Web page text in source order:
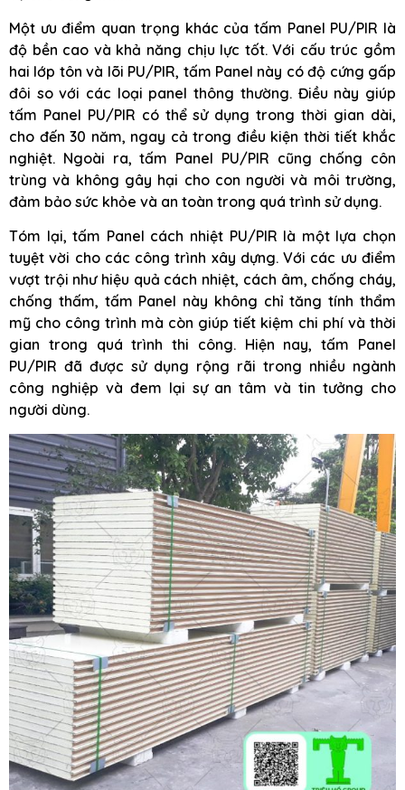
Một ưu điểm quan trọng khác của tấm Panel PU/PIR là
độ bền cao và khả năng chịu lực tốt. Với cấu trúc gồm
hai lớp tôn và lõi PU/PIR, tấm Panel này có độ cứng gấp
đôi so với các loại panel thông thường. Điều này giúp
tấm Panel PU/PIR có thể sử dụng trong thời gian dài,
cho đến 30 năm, ngay cả trong điều kiện thời tiết khắc
nghiệt. Ngoài ra, tấm Panel PU/PIR cũng chống côn
trùng và không gây hại cho con người và môi trường,
đảm bảo sức khỏe và an toàn trong quá trình sử dụng.
Tóm lại, tấm Panel cách nhiệt PU/PIR là một lựa chọn
tuyệt vời cho các công trình xây dựng. Với các ưu điểm
vượt trội như hiệu quả cách nhiệt, cách âm, chống cháy,
chống thấm, tấm Panel này không chỉ tăng tính thẩm
mỹ cho công trình mà còn giúp tiết kiệm chi phí và thời
gian trong quá trình thi công. Hiện nay, tấm Panel
PU/PIR đã được sử dụng rộng rãi trong nhiều ngành
công nghiệp và đem lại sự an tâm và tin tưởng cho
người dùng.